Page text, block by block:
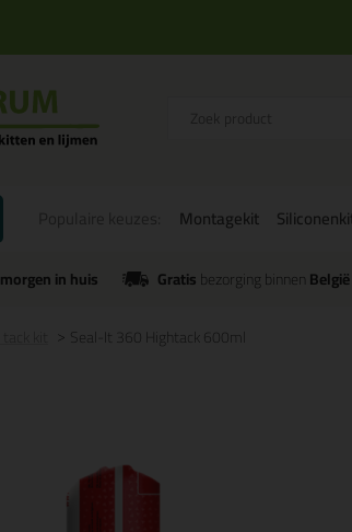
Montagekit
morgen in huis Gratisbezorging binnenBelgië
Seal-It 360 Hightack 600ml